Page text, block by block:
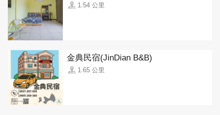
1.54 公里
金典民宿(JinDian B&B)
1.65 公里